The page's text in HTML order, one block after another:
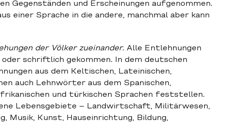
Gegenständen und Erscheinungen aufgenommen.
einer Sprache in die andere, manchmal aber kann
der Völker zueinander. Alle Entlehnungen
schriftlich gekommen. In dem deutschen
aus dem Keltischen, Lateinischen,
auch Lehnwörter aus dem Spanischen,
und türkischen Sprachen feststellen.
Lebensgebiete – Landwirtschaft, Militärwesen,
Musik, Kunst, Hauseinrichtung, Bildung,